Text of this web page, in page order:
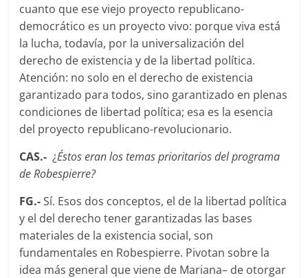
cuanto que ese viejo proyecto republicano-
democrático es un proyecto vivo: porque viva está
la lucha, todavía, por la universalización del
derecho de existencia y de la libertad política.
Atención: no solo en el derecho de existencia
garantizado para todos, sino garantizado en plenas
condiciones de libertad política; esa es la esencia
del proyecto republicano-revolucionario.
CAS.- ¿Éstos eran los temas prioritarios del programa
de Robespierre?
FG.-Sí. Esos dos conceptos, el de la libertad política
y el del derecho tener garantizadas las bases
materiales de la existencia social, son
fundamentales en Robespierre. Pivotan sobre la
idea más general que viene de Mariana– de otorgar